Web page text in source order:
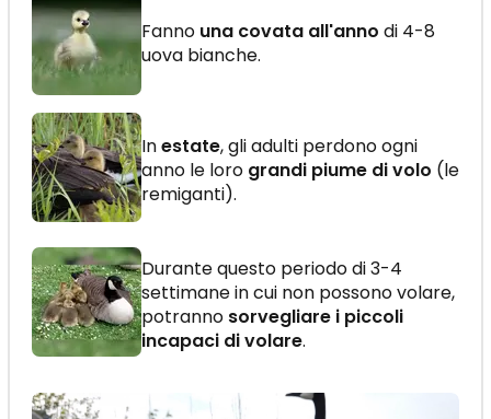
Fanno una covata all'anno di 4-8
uova bianche.
Inestate, gli adulti perdono ogni
anno le loro grandi piume di volo (le
remiganti).
Durante questo periodo di 3-4
settimane in cui non possono volare,
potranno sorvegliare i piccoli
incapaci di volare.